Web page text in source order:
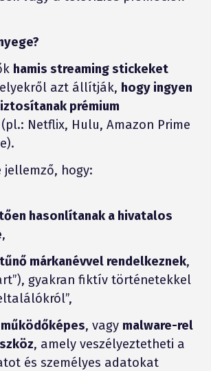
hamis streaming stickeket
azt állítják, hogy ingyen
prémium
(pl.: Netflix, Hulu, Amazon Prime
jellemző, hogy:
hasonlítanak a hivatalos
,
márkanévvel rendelkeznek,
gyakran fiktív történetekkel
, vagy malware-rel
, amely veszélyeztetheti a
és személyes adatokat